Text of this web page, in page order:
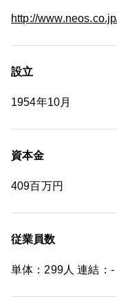
http://
設立
1954年10月
資本金
409百万円
従業員数
単体：299人 連結：-